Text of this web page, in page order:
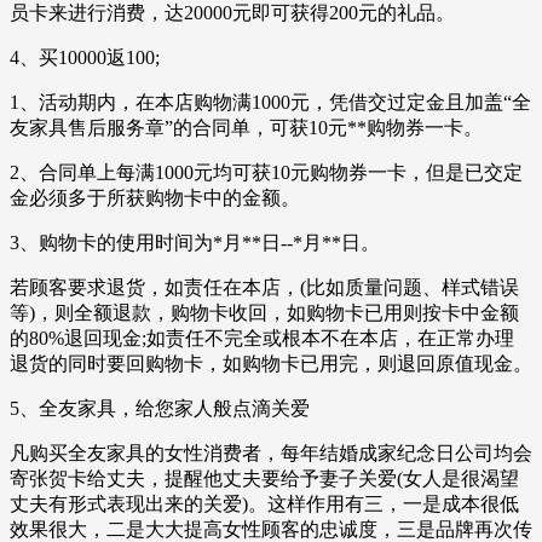
员卡来进行消费，达20000元即可获得200元的礼品。
4、买10000返100;
1、活动期内，在本店购物满1000元，凭借交过定金且加盖“全
友家具售后服务章”的合同单，可获10元**购物券一卡。
2、合同单上每满1000元均可获10元购物券一卡，但是已交定
金必须多于所获购物卡中的金额。
3、购物卡的使用时间为*月**日--*月**日。
若顾客要求退货，如责任在本店，(比如质量问题、样式错误
等)，则全额退款，购物卡收回，如购物卡已用则按卡中金额
的80%退回现金;如责任不完全或根本不在本店，在正常办理
退货的同时要回购物卡，如购物卡已用完，则退回原值现金。
5、全友家具，给您家人般点滴关爱
凡购买全友家具的女性消费者，每年结婚成家纪念日公司均会
寄张贺卡给丈夫，提醒他丈夫要给予妻子关爱(女人是很渴望
丈夫有形式表现出来的关爱)。这样作用有三，一是成本很低
效果很大，二是大大提高女性顾客的忠诚度，三是品牌再次传